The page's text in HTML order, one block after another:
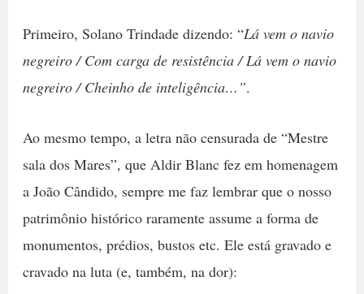
Primeiro, Solano Trindade dizendo: “Lá vem o navio
negreiro / Com carga de resistência / Lá vem o navio
negreiro / Cheinho de inteligência…”.
Ao mesmo tempo, a letra não censurada de “Mestre
sala dos Mares”, que Aldir Blanc fez em homenagem
a João Cândido, sempre me faz lembrar que o nosso
patrimônio histórico raramente assume a forma de
monumentos, prédios, bustos etc. Ele está gravado e
cravado na luta (e, também, na dor):